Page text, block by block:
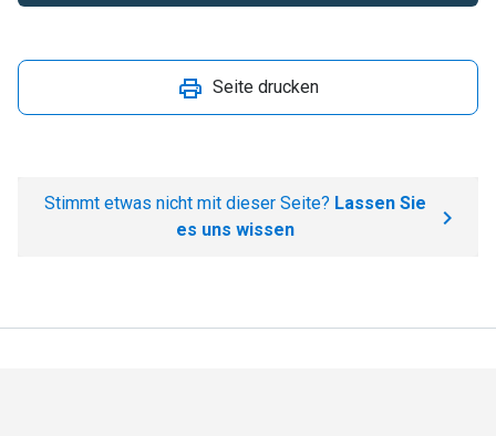
Seite drucken
Stimmt etwas nicht mit dieser Seite? Lassen Sie
es uns wissen